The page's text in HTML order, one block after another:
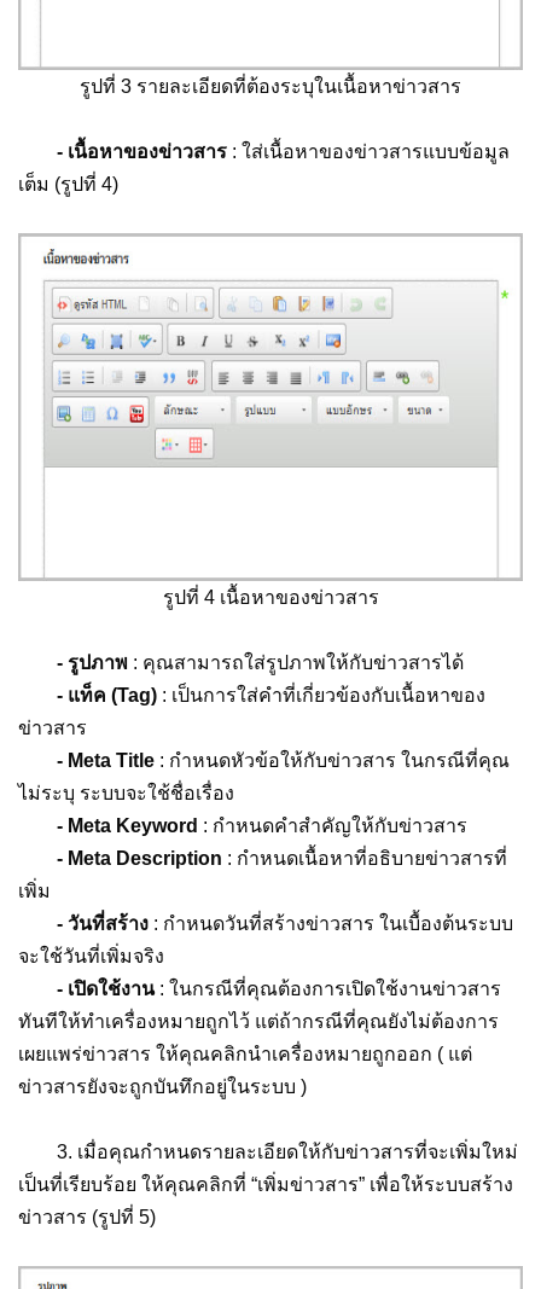
รูปที่ 3 รายละเอียดที่ต้องระบุในเนื้อหาข่าวสาร
- เนื้อหาของข่าวสาร : ใส่เนื้อหาของข่าวสารแบบข้อมูล
เต็ม (รูปที่ 4)
รูปที่ 4 เนื้อหาของข่าวสาร
- รูปภาพ : คุณสามารถใส่รูปภาพให้กับข่าวสารได้
- แท็ค (Tag) : เป็นการใส่คำที่เกี่ยวข้องกับเนื้อหาของ
ข่าวสาร
- Meta Title : กำหนดหัวข้อให้กับข่าวสาร ในกรณีที่คุณ
ไม่ระบุ ระบบจะใช้ชื่อเรื่อง
- Meta Keyword : กำหนดคำสำคัญให้กับข่าวสาร
- Meta Description : กำหนดเนื้อหาที่อธิบายข่าวสารที่
เพิ่ม
- วันที่สร้าง : กำหนดวันที่สร้างข่าวสาร ในเบื้องต้นระบบ
จะใช้วันที่เพิ่มจริง
- เปิดใช้งาน: ในกรณีที่คุณต้องการเปิดใช้งานข่าวสาร
ทันทีให้ทำเครื่องหมายถูกไว้ แต่ถ้ากรณีที่คุณยังไม่ต้องการ
เผยแพร่ข่าวสาร ให้คุณคลิกนำเครื่องหมายถูกออก ( แต่
ข่าวสารยังจะถูกบันทึกอยู่ในระบบ )
3. เมื่อคุณกำหนดรายละเอียดให้กับข่าวสารที่จะเพิ่มใหม่
เป็นที่เรียบร้อย ให้คุณคลิกที่ “เพิ่มข่าวสาร” เพื่อให้ระบบสร้าง
ข่าวสาร (รูปที่ 5)